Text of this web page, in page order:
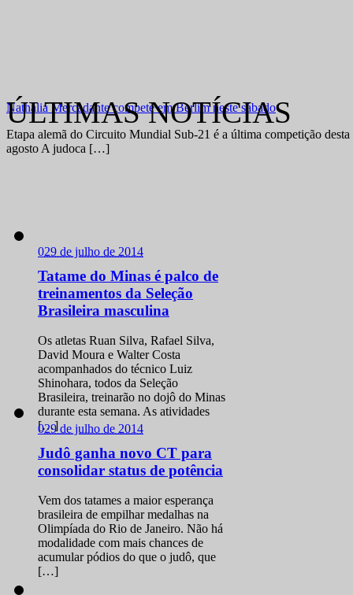
Nathália Mercadante compete em Berlim neste sábado
Etapa alemã do Circuito Mundial Sub-21 é a última competição
agosto A judoca […]
ÚLTIMAS NOTÍCIAS
029 de julho de 2014
Tatame do Minas é palco de
treinamentos da Seleção
Brasileira masculina
Os atletas Ruan Silva, Rafael Silva,
David Moura e Walter Costa
acompanhados do técnico Luiz
Shinohara, todos da Seleção
Brasileira, treinarão no dojô do Minas
durante esta semana. As atividades
[…]
029 de julho de 2014
Judô ganha novo CT para
consolidar status de potência
Vem dos tatames a maior esperança
brasileira de empilhar medalhas na
Olimpíada do Rio de Janeiro. Não há
modalidade com mais chances de
acumular pódios do que o judô, que
[…]